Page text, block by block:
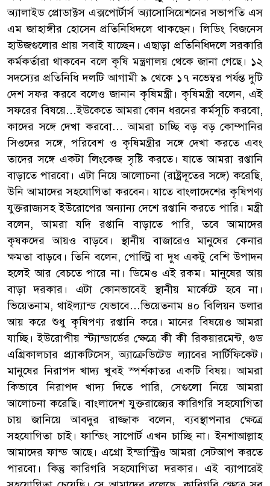
অ্যালাইড প্রোডাক্টস এক্সপোর্টার্স অ্যাসোসিয়েশনের সভাপতি এস
এম জাহাঙ্গীর হোসেন প্রতিনিধিদলে থাকছেন। লিডিং বিজনেস
হাউজগুলোর প্রায় সবাই যাচ্ছেন। এছাড়া প্রতিনিধিদলে সরকারি
কর্মকর্তারা থাকবেন বলে কৃষি মন্ত্রণালয় থেকে জানা গেছে। ১২
সদস্যের প্রতিনিধি দলটি আগামী ৯ থেকে ১৭ নভেম্বর পর্যন্ত দুটি
দেশ সফর করবে বলেও জানান কৃষিমন্ত্রী। কৃষিমন্ত্রী বলেন, এই
সফরের বিষয়ে…ইউকেতে আমরা কোন ধরনের কর্মসূচি করবো,
কাদের সঙ্গে দেখা করবো… আমরা চাচ্ছি বড় বড় কোম্পানির
সিওদের সঙ্গে, পরিবেশ ও কৃষিমন্ত্রীর সঙ্গে দেখা করতে এবং
তাদের সঙ্গে একটা লিংকেজ সৃষ্টি করতে। যাতে আমরা রপ্তানি
বাড়াতে পারবো। এটা নিয়ে আলোচনা (রাষ্ট্রদূতের সঙ্গে) করেছি,
উনি আমাদের সহযোগিতা করবেন। যাতে বাংলাদেশের কৃষিপণ্য
যুক্তরাজ্যসহ ইউরোপের অন্যান্য দেশে রপ্তানি করতে পারি। মন্ত্রী
বলেন, আমরা যদি রপ্তানি বাড়াতে পারি, তবে আমাদের
কৃষকদের আয়ও বাড়বে। স্থানীয় বাজারেও মানুষের কেনার
ক্ষমতা বাড়বে। তিনি বলেন, পোল্ট্রি বা দুধ একটু বেশি উপাদন
হলেই আর বেচতে পারে না। ডিমেও এই রকম। মানুষের আয়
বাড়া দরকার। এটা কোনভাবেই স্থানীয় মার্কেটে হবে না।
ভিয়েতনাম, থাইল্যান্ড যেভাবে…ভিয়েতনাম ৪০ বিলিয়ন ডলার
আয় করে শুধু কৃষিপণ্য রপ্তানি করে। মানের বিষয়েও আমরা
যাচ্ছি। ইউরোপীয় স্ট্যান্ডার্ডের ক্ষেত্রে কী কী রিকয়ারমেন্ট, গুড
এগ্রিকালচার প্র্যাকটিসেস, অ্যাক্রেডিটেড ল্যাবের সার্টিফিকেট।
মানুষের নিরাপদ খাদ্য খুবই স্পর্শকাতর একটি বিষয়। আমরা
কিভাবে নিরাপদ খাদ্য দিতে পারি, সেগুলো নিয়ে আমরা
আলোচনা করেছি। বাংলাদেশ যুক্তরাজ্যের কারিগরি সহযোগিতা
চায় জানিয়ে আবদুর রাজ্জাক বলেন, ব্যবস্থাপনার ক্ষেত্রে
সহযোগিতা চাই। ফান্ডিং সাপোর্ট এখন চাচ্ছি না। ইনশাআল্লাহ
আমাদের ফান্ড আছে। এগ্রো ইন্ডাস্ট্রিও আমরা সেটআপ করতে
পারবো। কিন্তু কারিগরি সহযোগিতা দরকার। এই ব্যাপারেই